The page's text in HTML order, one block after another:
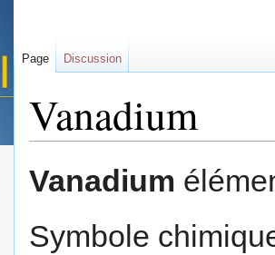
Vanadium
Vanadium
Symbole
Page Discussion